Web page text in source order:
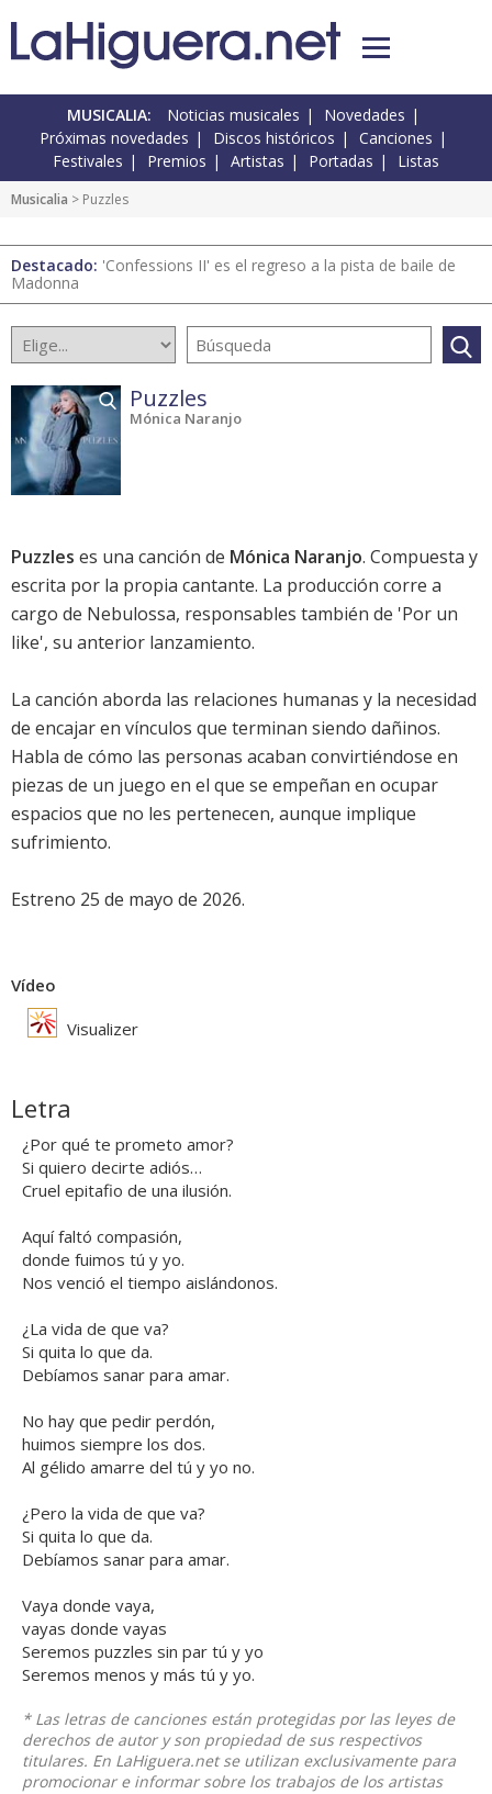
MUSICALIA: Noticias musicales
Novedades
Próximas novedades
Discos históricos
Canciones
Festivales
Premios Artistas Portadas Listas
Musicalia > Puzzles
Destacado: 'Confessions II' es el regreso a la pista de baile de
Madonna
Puzzles
Mónica Naranjo
Puzzles es una canción de Mónica Naranjo. Compuesta y
escrita por la propia cantante. La producción corre a
cargo de Nebulossa, responsables también de 'Por un
like', su anterior lanzamiento.
La canción aborda las relaciones humanas y la necesidad
de encajar en vínculos que terminan siendo dañinos.
Habla de cómo las personas acaban convirtiéndose en
piezas de un juego en el que se empeñan en ocupar
espacios que no les pertenecen, aunque implique
sufrimiento.
Estreno 25 de mayo de 2026.
Vídeo
Visualizer
Letra
¿Por qué te prometo amor?
Si quiero decirte adiós…
Cruel epitafio de una ilusión.
Aquí faltó compasión,
donde fuimos tú y yo.
Nos venció el tiempo aislándonos.
¿La vida de que va?
Si quita lo que da.
Debíamos sanar para amar.
No hay que pedir perdón,
huimos siempre los dos.
Al gélido amarre del tú y yo no.
¿Pero la vida de que va?
Si quita lo que da.
Debíamos sanar para amar.
Vaya donde vaya,
vayas donde vayas
Seremos puzzles sin par tú y yo
Seremos menos y más tú y yo.
* Las letras de canciones están protegidas por las leyes de
derechos de autor y son propiedad de sus respectivos
titulares. En LaHiguera.net se utilizan exclusivamente para
promocionar e informar sobre los trabajos de los artistas